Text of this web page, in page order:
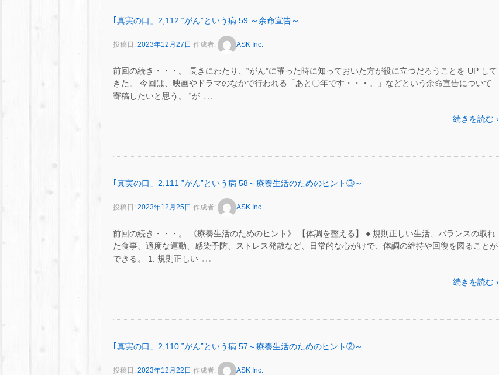
｢真実の口」2,112 ‟がん”という病 59 ～余命宣告～
投稿日: 2023年12月27日 作成者: ASK Inc.
前回の続き・・・。 長きにわたり、‟がん”に罹った時に知っておいた方が役に立つだろうことを UP して
きた。 今回は、映画やドラマのなかで行われる「あと〇年です・・・。」などという余命宣告について
寄稿したいと思う。 ‟が …
続きを読む ›
｢真実の口」2,111 ‟がん”という病 58～療養生活のためのヒント③～
投稿日: 2023年12月25日 作成者: ASK Inc.
前回の続き・・・。 《療養生活のためのヒント》 【体調を整える】 ● 規則正しい生活、バランスの取れ
た食事、適度な運動、感染予防、ストレス発散など、日常的な心がけで、体調の維持や回復を図ることが
できる。 1. 規則正しい …
続きを読む ›
｢真実の口」2,110 ‟がん”という病 57～療養生活のためのヒント②～
投稿日: 2023年12月22日 作成者: ASK Inc.